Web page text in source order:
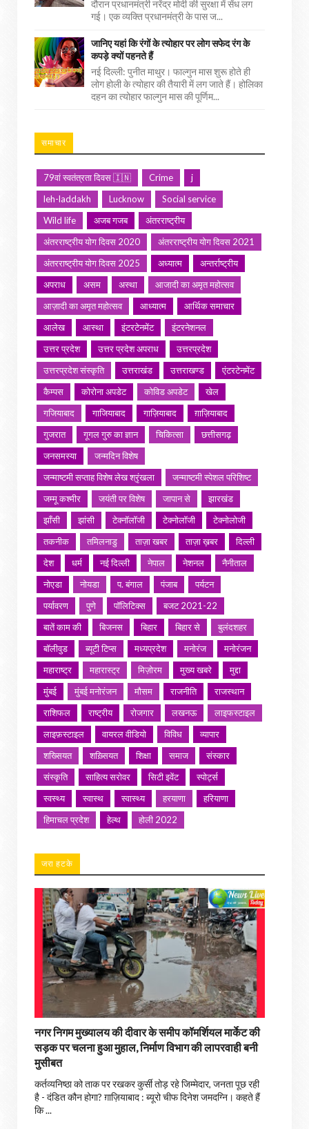
दौरान प्रधानमंत्री नरेंद्र मोदी की सुरक्षा में सेंध लग
गई। एक व्यक्ति प्रधानमंत्री के पास ज...
जानिए यहां कि रंगों के त्योहार पर लोग सफेद रंग के
कपड़े क्यों पहनते हैं
नई दिल्ली: पुनीत माथुर। फाल्गुन मास शुरू होते ही
लोग होली के त्योहार की तैयारी में लग जाते हैं। होलिका
दहन का त्योहार फाल्गुन मास की पूर्णिम...
समाचार
79वां स्वतंत्रता दिवस 🇮🇳 Crime
j
leh-laddakh
Lucknow
Social service
Wild life
अजब गजब
अंतरराष्ट्रीय
अंतरराष्ट्रीय योग दिवस 2020
अंतरराष्ट्रीय योग दिवस 2021
अंतरराष्ट्रीय योग दिवस 2025
अध्यात्म
अन्तर्राष्ट्रीय
अपराध
असम अस्था
आजादी का अमृत महोत्सव
आज़ादी का अमृत महोत्सव
आध्यात्म
आर्थिक समाचार
आलेख
आस्था इंटरटेनमेंट
इंटरनेशनल
उत्तर प्रदेश
उत्तर प्रदेश अपराध
उत्तरप्रदेश
उत्तरप्रदेश संस्कृति
उत्तराखंड उत्तराखण्ड
एंटरटेनमेंट
कैम्पस
कोरोना अपडेट कोविड अपडेट
खेल
गजियाबाद
गाजियाबाद गाज़ियाबाद
ग़ाज़ियाबाद
गुजरात
गूगल गुरु का ज्ञान चिकित्सा
छत्तीसगढ़
जनसमस्या
जन्मदिन विशेष
जन्माष्टमी सप्ताह विशेष लेख श्रृंखला
जन्माष्टमी स्पेशल परिशिष्ट
जम्मू कश्मीर
जयंती पर विशेष जापान से
झारखंड
झाँसी
झांसी टेक्नॉलॉजी टेक्नोलॉजी
टेक्नोलोजी
तकनीक
तमिलनाडु ताज़ा खबर ताज़ा ख़बर
दिल्ली
देश
धर्म नई दिल्ली नेपाल नेशनल
नैनीताल
नोएडा
नोयडा प. बंगाल पंजाब
पर्यटन
पर्यावरण
पुणे पॉलिटिक्स
बजट 2021-22
बातें काम की
बिजनस बिहार बिहार से
बुलंदशहर
बॉलीवुड
ब्यूटी टिप्स मध्यप्रदेश मनोरंज
मनोरंजन
महाराष्ट्र
महारास्ट्र मिज़ोरम मुख्य खबरे
मुद्दा
मुंबई
मुंबई मनोरंजन मौसम राजनीति
राजस्थान
राशिफल
राष्ट्रीय रोजगार लखनऊ
लाइफस्टाइल
लाइफ़स्टाइल
वायरल वीडियो विविध
व्यापार
शख्सियत
शख़्सियत शिक्षा समाज
संस्कार
संस्कृति
साहित्य सरोवर सिटी इवेंट
स्पोर्ट्स
स्वस्थ्य
स्वास्थ स्वास्थ्य हरयाणा
हरियाणा
हिमाचल प्रदेश
हेल्थ होली 2022
जरा हटके
नगर निगम मुख्यालय की दीवार के समीप कॉमर्शियल मार्केट की
सड़क पर चलना हुआ मुहाल, निर्माण विभाग की लापरवाही बनी
मुसीबत
कर्तव्यनिष्ठा को ताक पर रखकर कुर्सी तोड़ रहे जिम्मेदार, जनता पूछ रही
है - दंडित कौन होगा? ग़ाज़ियाबाद : ब्यूरो चीफ दिनेश जमदग्नि। कहते हैं
कि ...